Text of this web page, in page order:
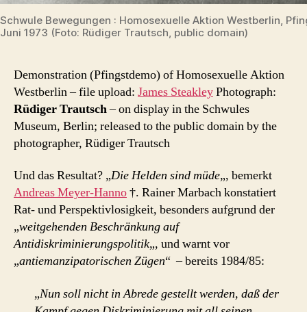
Schwule Bewegungen : Homosexuelle Aktion Westberlin,
Juni 1973 (Foto: Rüdiger Trautsch, public domain)
Demonstration (Pfingstdemo) of Homosexuelle Aktion
Westberlin –file upload: James SteakleyPhotograph:
Rüdiger Trautsch–on display in the Schwules
Museum, Berlin; released to the public domain by the
photographer, Rüdiger Trautsch
Und das Resultat? „Die Helden sind müde„, bemerkt
Andreas Meyer-Hanno†. Rainer Marbach konstatiert
Rat- und Perspektivlosigkeit, besonders aufgrund der
„weitgehenden Beschränkung auf
Antidiskriminierungspolitik„, und warnt vor
„antiemanzipatorischen Zügen“ – bereits 1984/85:
„Nun soll nicht in Abrede gestellt werden, daß der